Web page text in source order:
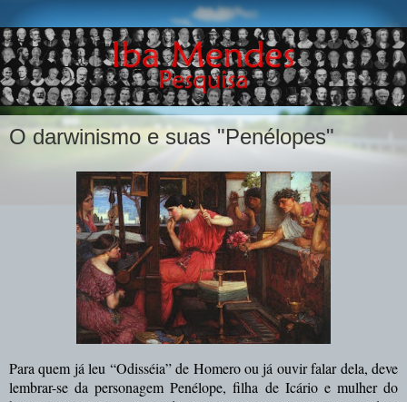
O darwinismo e suas "Penélopes"
Para quem já leu “Odisséia” de Homero ou já ouvir falar dela, deve
lembrar-se da personagem Penélope, filha de Icário e mulher do